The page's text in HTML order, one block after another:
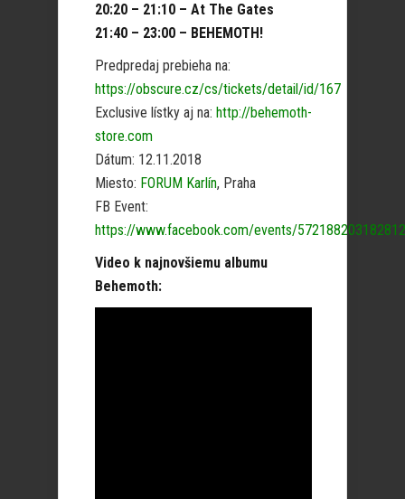
20:20 – 21:10 – At The Gates
21:40 – 23:00 – BEHEMOTH!
Predpredaj prebieha na:
https://obscure.cz/cs/tickets/detail/id/167
Exclusive lístky aj na: http://behemoth-
store.com
Dátum: 12.11.2018
Miesto: FORUM Karlín, Praha
FB Event:
https://www.facebook.com/events/572188203182812
Video k najnovšiemu albumu
Behemoth: